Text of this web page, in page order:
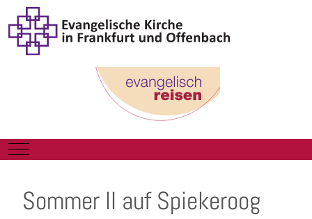
Mobile Menu Toggle
Sommer II auf Spiekeroog